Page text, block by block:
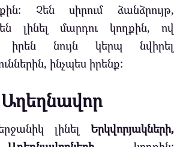
Չեն սիրում ձանձրույթ,
լինել մարդու կողքին, ով
իրեն նույն կերպ նվիրել
ինչպես իրենք:
Աղեղնավոր
լինել Երկվորյակների,